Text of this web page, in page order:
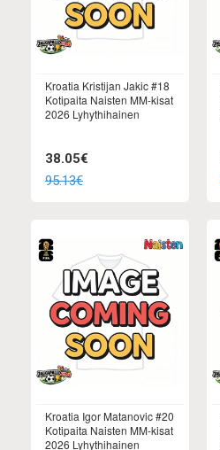
Kroatia Kristijan Jakic #18
Kotipaita Naisten MM-kisat
2026 Lyhythihainen
38.05€
95.13€
Kroatia Igor Matanovic #20
Kotipaita Naisten MM-kisat
2026 Lyhythihainen